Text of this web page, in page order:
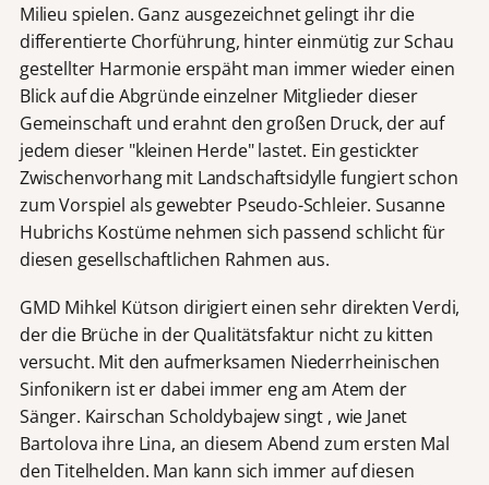
Milieu spielen. Ganz ausgezeichnet gelingt ihr die
differentierte Chorführung, hinter einmütig zur Schau
gestellter Harmonie erspäht man immer wieder einen
Blick auf die Abgründe einzelner Mitglieder dieser
Gemeinschaft und erahnt den großen Druck, der auf
jedem dieser "kleinen Herde" lastet. Ein gestickter
Zwischenvorhang mit Landschaftsidylle fungiert schon
zum Vorspiel als gewebter Pseudo-Schleier. Susanne
Hubrichs Kostüme nehmen sich passend schlicht für
diesen gesellschaftlichen Rahmen aus.
GMD Mihkel Kütson dirigiert einen sehr direkten Verdi,
der die Brüche in der Qualitätsfaktur nicht zu kitten
versucht. Mit den aufmerksamen Niederrheinischen
Sinfonikern ist er dabei immer eng am Atem der
Sänger. Kairschan Scholdybajew singt , wie Janet
Bartolova ihre Lina, an diesem Abend zum ersten Mal
den Titelhelden. Man kann sich immer auf diesen